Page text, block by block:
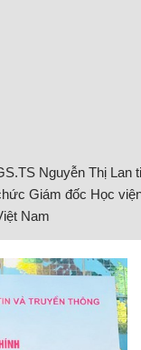
Nguyễn Thị Lan
Giám đốc Học
Nam